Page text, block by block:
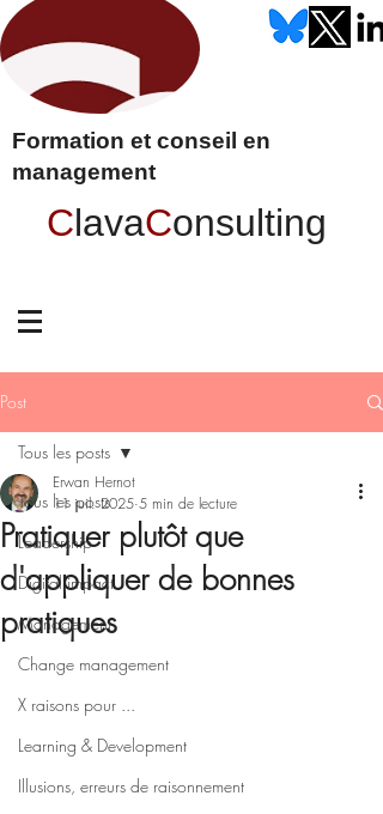
Formation et conseil en
management
ClavaConsulting
Post
Tous les posts
Leadership
Digital impact
Management
Change management
X raisons pour ...
Learning & Development
Illusions, erreurs de raisonnement
Tous les posts
Pratiquer plutôt que
d'appliquer de bonnes
pratiques
Erwan Hernot
11 juil. 2025 5 min de lecture